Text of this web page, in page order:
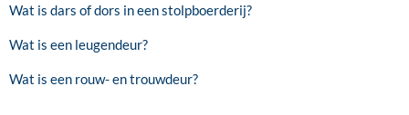
Wat is dars of dors in een stolpboerderij?
Wat is een leugendeur?
Wat is een rouw- en trouwdeur?